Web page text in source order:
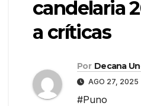
candelaria
a críticas
Por Decana
AGO 27, 2025
#Puno